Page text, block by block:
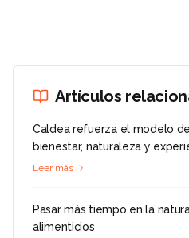
Artículos
Caldea refuerza el modelo
bienestar, naturaleza y
Leer más
Pasar más tiempo en la
alimenticios